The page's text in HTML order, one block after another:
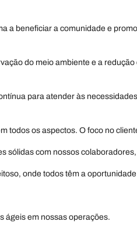
a beneficiar a comunidade e
do meio ambiente e a
para atender às
todos os aspectos. O foco no
sólidas com nossos
onde todos têm a
ágeis em nossas operações.